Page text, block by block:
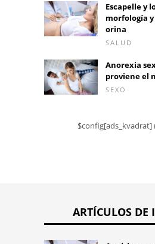
Escapelle y
morfología
orina
SALUD
Anorexia
proviene el
SEXO
ARTÍCULOS DE